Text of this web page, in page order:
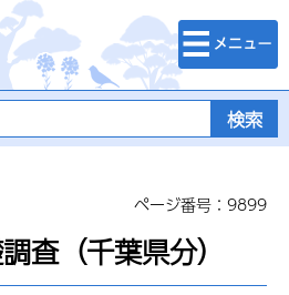
検索・メニュ
ー
ページ番号：9899
査（千葉県分）